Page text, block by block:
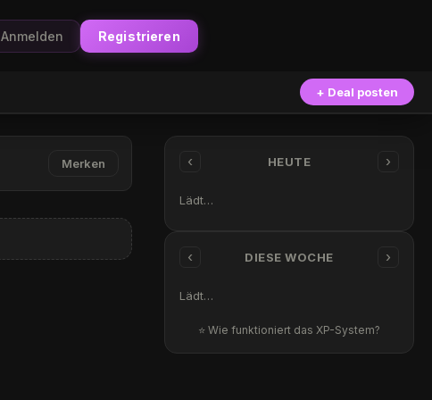
Anmelden Registrieren
+ Deal posten
Merken ‹ HEUTE ›
Lädt…
‹ DIESE WOCHE ›
Lädt…
⭐ Wie funktioniert das XP-System?